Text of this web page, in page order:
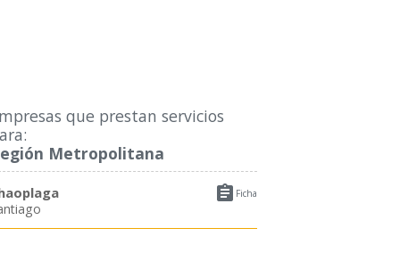
que prestan servicios
Metropolitana
 Ficha